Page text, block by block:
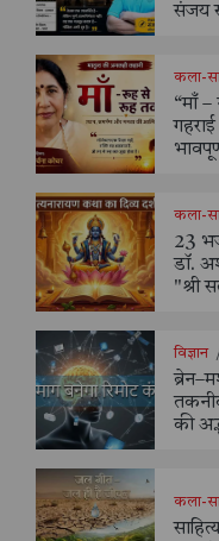
संजय
कला-
“माँ
कला-
23
डॉ.
"श्री
विज्ञान
की
कला-